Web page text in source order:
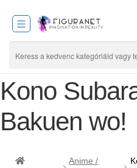
Kono
Bakuen wo!
Anime /